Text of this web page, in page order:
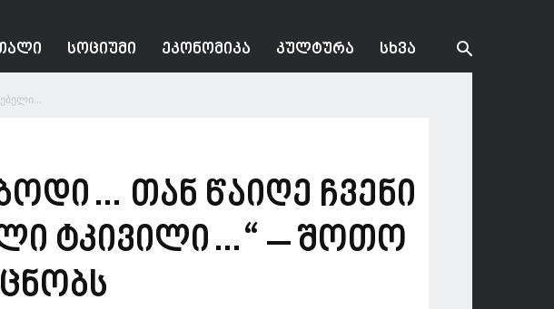
ᲡᲝᲪᲘᲣᲛᲘ ᲔᲙᲝᲜᲝᲛᲘᲙᲐ ᲙᲣᲚᲢᲣᲠᲐ ᲡᲮᲕᲐ
თან წაიღე ჩვენი
ტკივილი…“ – შოთო